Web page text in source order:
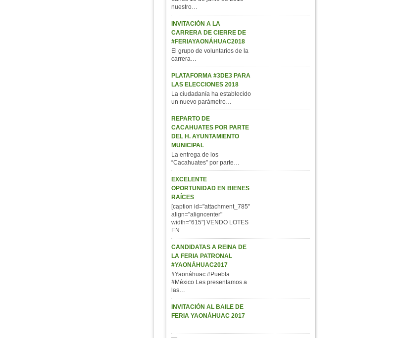
nuestro…
INVITACIÓN A LA
CARRERA DE CIERRE DE
#FERIAYAONÁHUAC2018
El grupo de voluntarios de la
carrera…
PLATAFORMA #3DE3 PARA
LAS ELECCIONES 2018
La ciudadanía ha establecido
un nuevo parámetro…
REPARTO DE
CACAHUATES POR PARTE
DEL H. AYUNTAMIENTO
MUNICIPAL
La entrega de los
“Cacahuates” por parte…
EXCELENTE
OPORTUNIDAD EN BIENES
RAÍCES
[caption id="attachment_785"
align="aligncenter"
width="615"] VENDO LOTES
EN…
CANDIDATAS A REINA DE
LA FERIA PATRONAL
#YAONÁHUAC2017
#Yaonáhuac #Puebla
#México Les presentamos a
las…
INVITACIÓN AL BAILE DE
FERIA YAONÁHUAC 2017